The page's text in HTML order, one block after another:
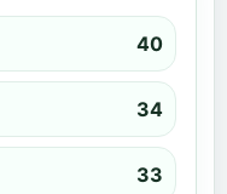
40
34
33